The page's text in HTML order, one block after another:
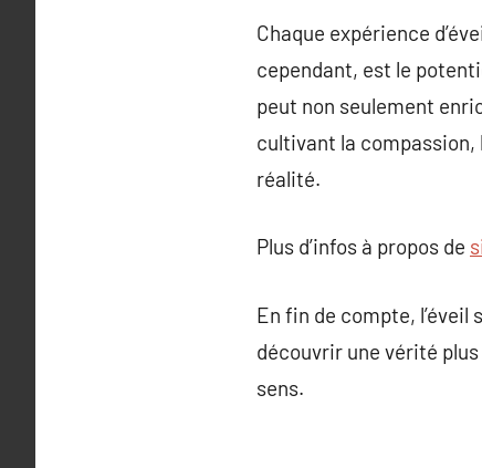
Chaque expérience
cependant, est le
peut non seulement
cultivant la compassion,
réalité.
Plus d’infos à propos de
En fin de compte,
découvrir une vérité
sens.